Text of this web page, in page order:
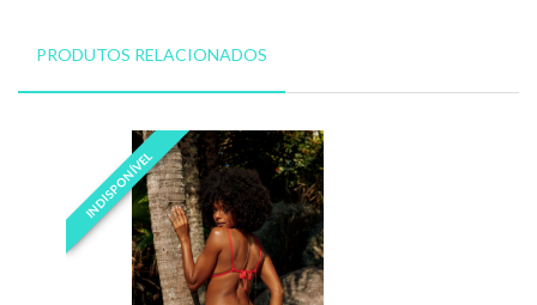
PRODUTOS RELACIONADOS
INDISPONÍVEL